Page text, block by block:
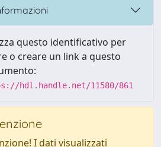
questo identificativo per
o creare un link a questo
hdl.handle.net/11580/861
I dati visualizzati